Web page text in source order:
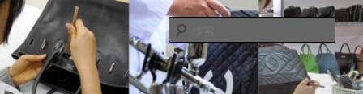
メ
イ
ン
ン
サ
ブ
コ
テ
革製品リペア専門店 スマイルリペ
スマイルリペアセンター中の人ブログ
検
索